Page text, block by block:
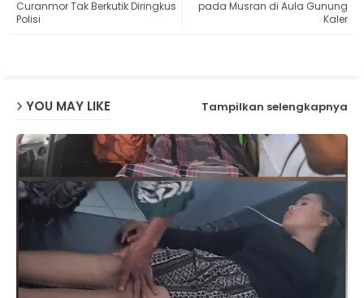
pada Musran di Aula Gunung
Kaler
Curanmor Tak Berkutik Diringkus
Polisi
YOU MAY LIKE Tampilkan selengkapnya